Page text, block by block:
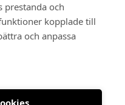
prestanda och
kopplade till
och anpassa